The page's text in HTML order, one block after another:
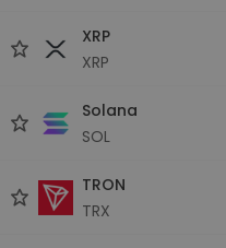
XRP
XRP
Solana
SOL
TRON
TRX